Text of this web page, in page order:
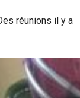
réunions il y a